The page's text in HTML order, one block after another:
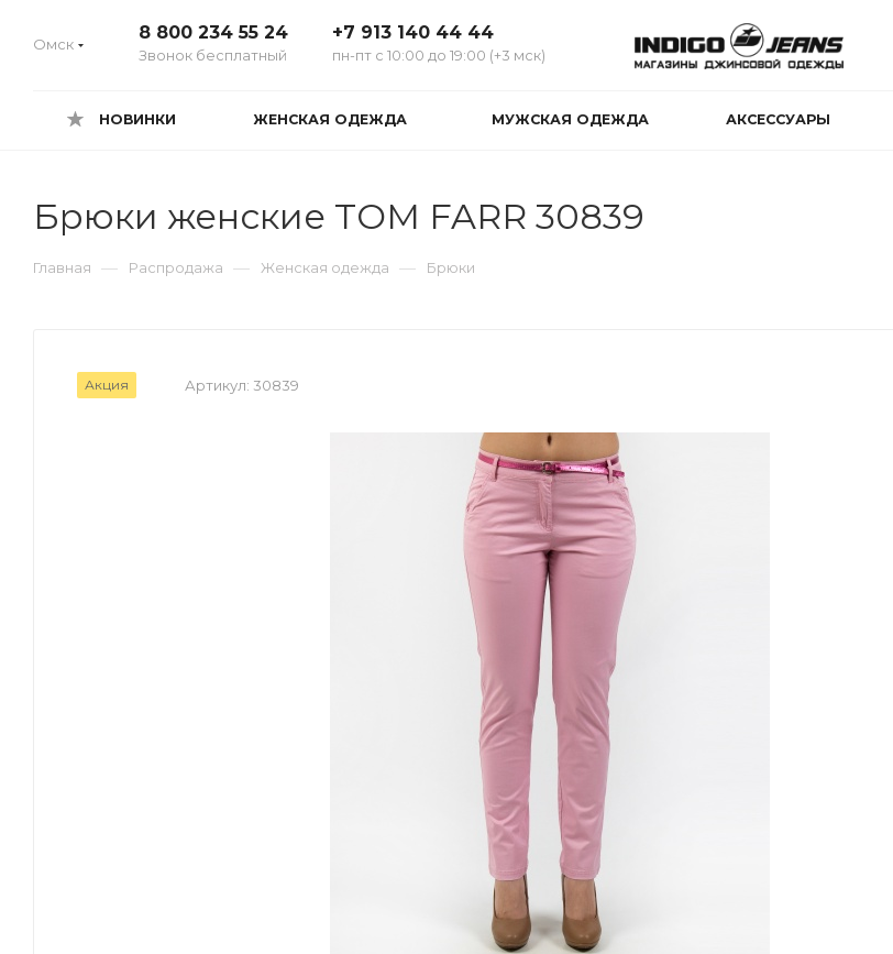
Омск
8 800 234 55 24
Звонок бесплатный
+7 913 140 44 44
пн-пт с 10:00 до 19:00 (+3 мск)
НОВИНКИ ЖЕНСКАЯ ОДЕЖДА МУЖСКАЯ ОДЕЖДА АКСЕССУАРЫ
Брюки женские TOM FARR 30839
Главная — Распродажа — Женская одежда — Брюки
Акция Артикул: 30839